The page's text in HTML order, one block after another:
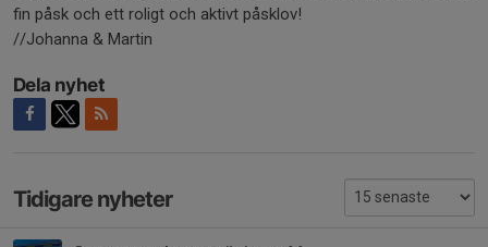
fin påsk och ett roligt och aktivt påsklov!
//Johanna & Martin
Dela nyhet
Tidigare nyheter